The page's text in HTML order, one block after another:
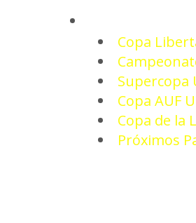
Copa
Supercopa
Copa AUF
Copa de la
Próximos